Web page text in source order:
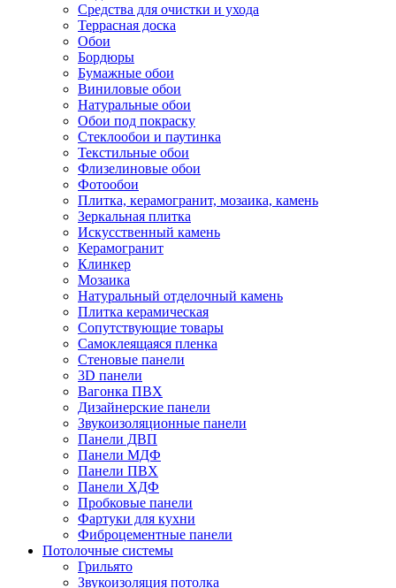
Средства для очистки и ухода
Террасная доска
Обои
Бордюры
Бумажные обои
Виниловые обои
Натуральные обои
Обои под покраску
Стеклообои и паутинка
Текстильные обои
Флизелиновые обои
Фотообои
Плитка, керамогранит, мозаика, камень
Зеркальная плитка
Искусственный камень
Керамогранит
Клинкер
Мозаика
Натуральный отделочный камень
Плитка керамическая
Сопутствующие товары
Самоклеящаяся пленка
Стеновые панели
3D панели
Вагонка ПВХ
Дизайнерские панели
Звукоизоляционные панели
Панели ДВП
Панели МДФ
Панели ПВХ
Панели ХДФ
Пробковые панели
Фартуки для кухни
Фиброцементные панели
Потолочные системы
Грильято
Звукоизоляция потолка